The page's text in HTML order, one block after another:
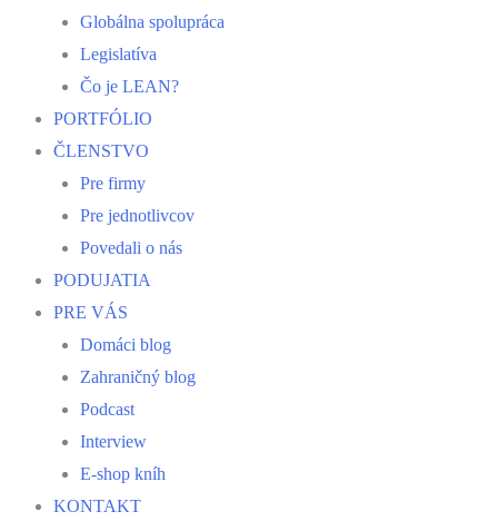
Globálna spolupráca
Legislatíva
Čo je LEAN?
PORTFÓLIO
ČLENSTVO
Pre firmy
Pre jednotlivcov
Povedali o nás
PODUJATIA
PRE VÁS
Domáci blog
Zahraničný blog
Podcast
Interview
E-shop kníh
KONTAKT